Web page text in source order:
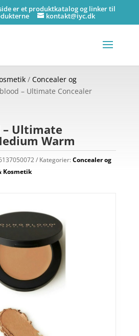
side er et produktkatalog og linker til
kontakt@iyc.dk
/ Concealer og
– Ultimate Concealer
– Ultimate
Warm
Kategorier:Concealer og
Kosmetik